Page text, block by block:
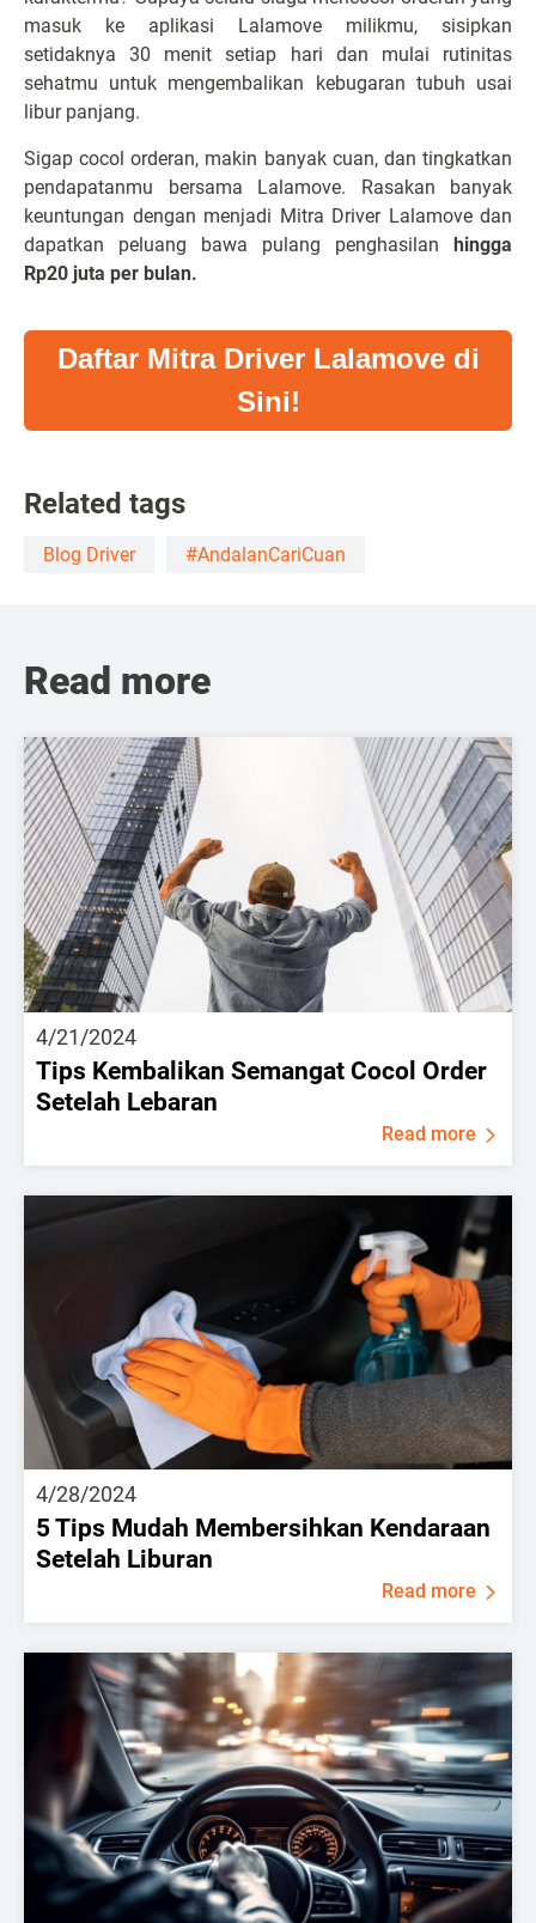
masuk ke aplikasi Lalamove milikmu, sisipkan
setidaknya 30 menit setiap hari dan mulai rutinitas
sehatmu untuk mengembalikan kebugaran tubuh usai
libur panjang.
Sigap cocol orderan, makin banyak cuan, dan tingkatkan
pendapatanmu bersama Lalamove. Rasakan banyak
keuntungan dengan menjadi Mitra Driver Lalamove dan
dapatkan peluang bawa pulang penghasilan hingga
Rp20 juta per bulan.
Daftar Mitra Driver Lalamove di
Sini!
Related tags
Blog Driver #AndalanCariCuan
Read more
4/21/2024
Tips Kembalikan Semangat Cocol Order
Setelah Lebaran
Read more
4/28/2024
5 Tips Mudah Membersihkan Kendaraan
Setelah Liburan
Read more